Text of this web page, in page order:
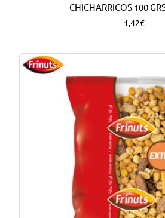
CHICHARRICOS 100
1,42€